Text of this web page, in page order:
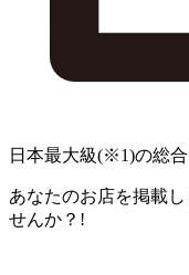
日本最大級(※1)の総
あなたのお店を掲載し
せんか？!